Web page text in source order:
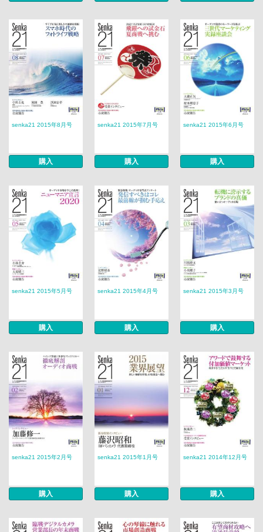
senka21 2015年8月号
購入
senka21 2015年7月号
購入
senka21 2015年6月号
購入
senka21 2015年5月号
購入
senka21 2015年4月号
購入
senka21 2015年3月号
購入
senka21 2015年2月号
購入
senka21 2015年1月号
購入
senka21 2014年12月号
購入